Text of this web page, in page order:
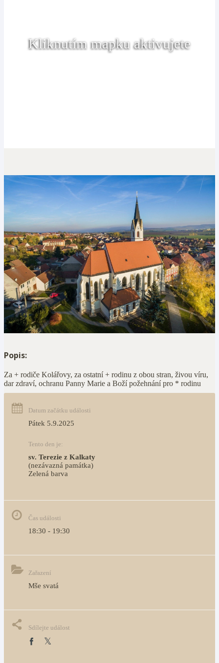
Kliknutím mapku aktivujete
Popis:
Za + rodiče Kolářovy, za ostatní + rodinu z obou stran, živou víru,
dar zdraví, ochranu Panny Marie a Boží požehnání pro * rodinu
Datum začátku události
Pátek 5.9.2025
Tento den je:
sv. Terezie z Kalkaty
(nezávazná památka)
Zelená barva
Čas události
18:30 - 19:30
Zařazení
Mše svatá
Sdílejte událost